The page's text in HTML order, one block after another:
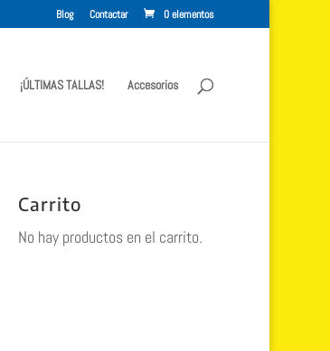
Blog Contactar 0 elementos
¡ÚLTIMAS TALLAS! Accesorios
Carrito
No hay productos en el carrito.